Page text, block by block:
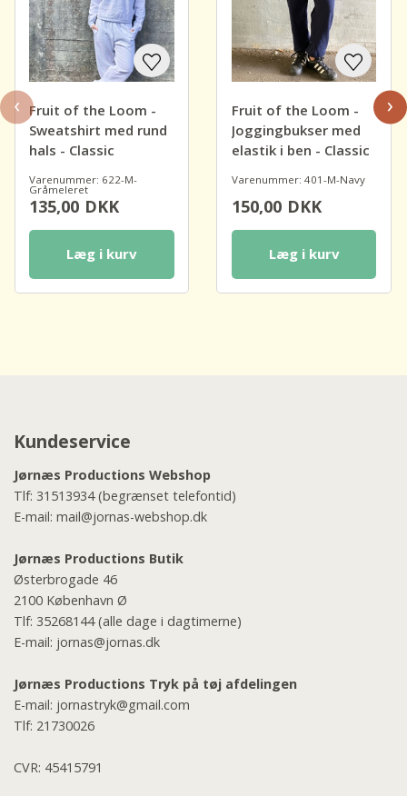
Fruit of the Loom -
Sweatshirt med rund
hals - Classic
Varenummer: 622-M-
Gråmeleret
135,00DKK
Læg i kurv
Fruit of the Loom -
Joggingbukser med
elastik i ben - Classic
Varenummer: 401-M-Navy
150,00DKK
Læg i kurv
‹ ›
Kundeservice
Jørnæs Productions Webshop
Tlf: 31513934(begrænset telefontid)
E-mail: mail@jornas-webshop.dk
Jørnæs Productions Butik
Østerbrogade 46
2100 København Ø
Tlf: 35268144(alle dage i dagtimerne)
E-mail: jornas@jornas.dk
Jørnæs Productions Tryk på tøj afdelingen
E-mail: jornastryk@gmail.com
Tlf: 21730026
CVR: 45415791